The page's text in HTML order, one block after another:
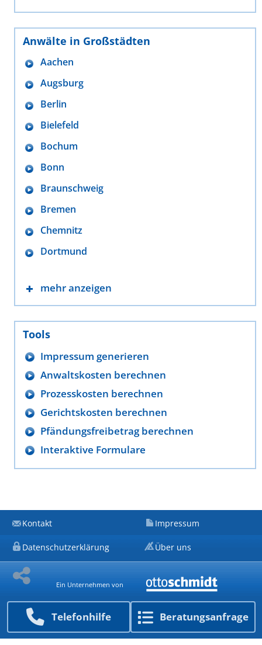
Telefon­hilfe Beratungs­anfrage
Anwälte in Großstädten
Aachen
Augsburg
Berlin
Bielefeld
Bochum
Bonn
Braunschweig
Bremen
Chemnitz
Dortmund
mehr anzeigen
Tools
Impressum generieren
Anwaltskosten berechnen
Prozesskosten berechnen
Gerichtskosten berechnen
Pfändungsfreibetrag berechnen
Interaktive Formulare
Kontakt Impressum
Datenschutzerklärung Über uns
Ein Unternehmen von